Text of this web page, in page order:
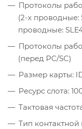
Протоколы
(2-х проводные:
проводные:
Протоколы
(перед PC/SC)
Размер карты:
Ресурс слота:
Тактовая
Тип